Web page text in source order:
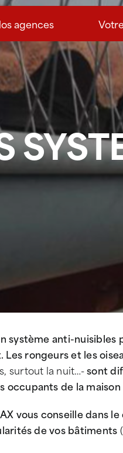
agences
système anti-
Les rongeurs et les
surtout la nuit…-sont
occupants de la
vous conseille dans
de vos bâtiments